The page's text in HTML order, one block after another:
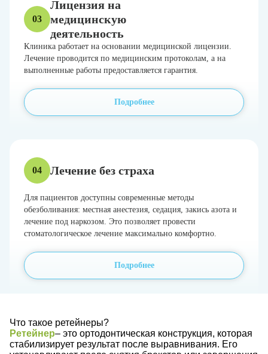
03
Лицензия на
медицинскую
деятельность
Клиника работает на основании медицинской лицензии.
Лечение проводится по медицинским протоколам, а на
выполненные работы предоставляется гарантия.
Подробнее
04 Лечение без страха
Для пациентов доступны современные методы
обезболивания: местная анестезия, седация, закись азота и
лечение под наркозом. Это позволяет провести
стоматологическое лечение максимально комфортно.
Подробнее
Что такое ретейнеры?
Ретейнер– это ортодонтическая конструкция, которая
стабилизирует результат после выравнивания. Его